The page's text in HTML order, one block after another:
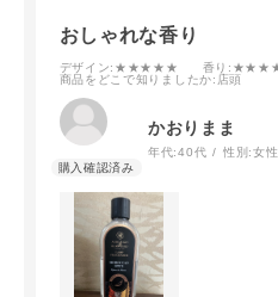
おしゃれな香り
デザイン:★★★★★ 香り
商品をどこで知りましたか:店頭
かおりまま
年代:40代 性別:女性